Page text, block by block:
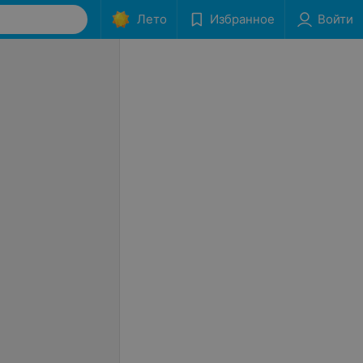
Лето Избранное Войти